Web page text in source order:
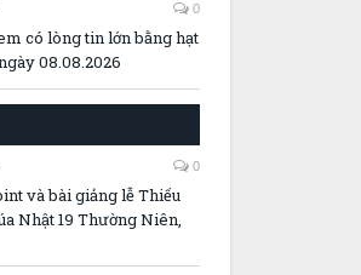
0
có lòng tin lớn bằng hạt
08.08.2026
0
và bài giảng lễ Thiếu
Nhật 19 Thường Niên,